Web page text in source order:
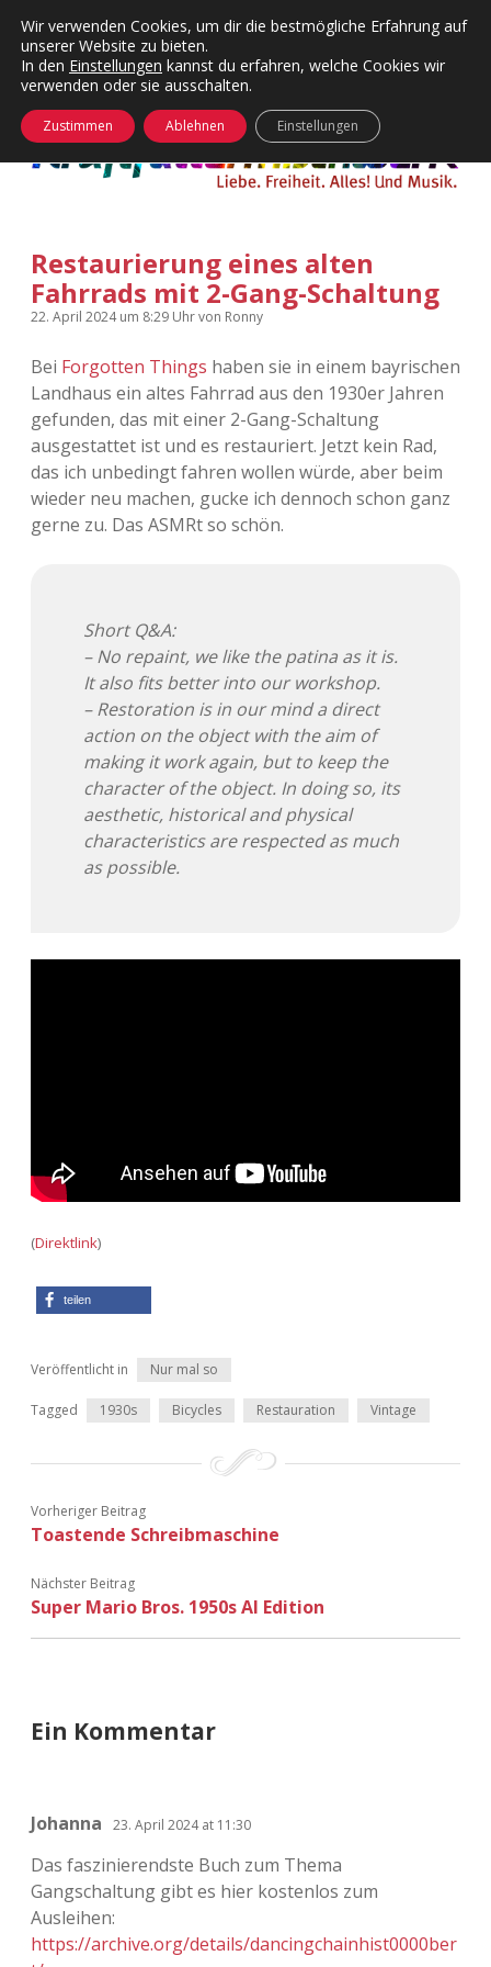
Kategorien
Menü
24 Hours Chilling
Die Wende
KFMW-Disco
kfmw.stuff
Kopfkinomusik
Nur mal so
Täglicher Sinnwahn
Visuelles
KFMW-Disco
Dates
Contact
Adventskalender
Adventskalender 2010
Adventskalender 2011
Adventskalender 2012
Adventskalender 2013
Adventskalender 2015
Adventskalender 2016
Adventskalender 2017
Adventskalender 2018
Adventskalender 2019
facebook
instagram
rss soundcloud
vimeoBluesky
öffnen
Restaurierung eines alten
Fahrrads mit 2-Gang-Schaltung
22. April 2024um 8:29 Uhrvon Ronny
Bei Forgotten Things haben sie in einem bayrischen
Landhaus ein altes Fahrrad aus den 1930er Jahren
gefunden, das mit einer 2-Gang-Schaltung
ausgestattet ist und es restauriert. Jetzt kein Rad,
das ich unbedingt fahren wollen würde, aber beim
wieder neu machen, gucke ich dennoch schon ganz
gerne zu. Das ASMRt so schön.
Short Q&A:
– No repaint, we like the patina as it is.
It also fits better into our workshop.
– Restoration is in our mind a direct
action on the object with the aim of
making it work again, but to keep the
character of the object. In doing so, its
aesthetic, historical and physical
characteristics are respected as much
as possible.
(Direktlink)
teilen
Veröffentlicht in Nur mal so
Tagged 1930s Bicycles Restauration Vintage
Vorheriger Beitrag
Toastende Schreibmaschine
Nächster Beitrag
Super Mario Bros. 1950s AI Edition
Ein Kommentar
Johanna 23. April 2024 at 11:30
Das faszinierendste Buch zum Thema
Gangschaltung gibt es hier kostenlos zum
Ausleihen:
https://archive.org/details/dancingchainhist0000ber
Wir verwenden Cookies, um dir die bestmögliche Erfahrung auf
unserer Website zu bieten.
In den Einstellungen kannst du erfahren, welche Cookies wir
verwenden oder sie ausschalten.
Zustimmen Ablehnen Einstellungen